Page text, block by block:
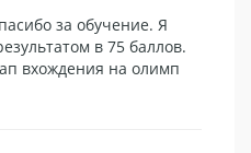
за обучение. Я
в 75 баллов.
вхождения на олимп